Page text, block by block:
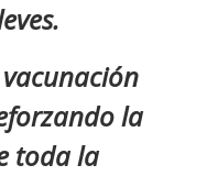
la
toda la